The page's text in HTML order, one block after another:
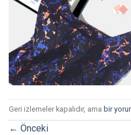
Geri izlemeler kapalıdır, ama bir
← Önceki